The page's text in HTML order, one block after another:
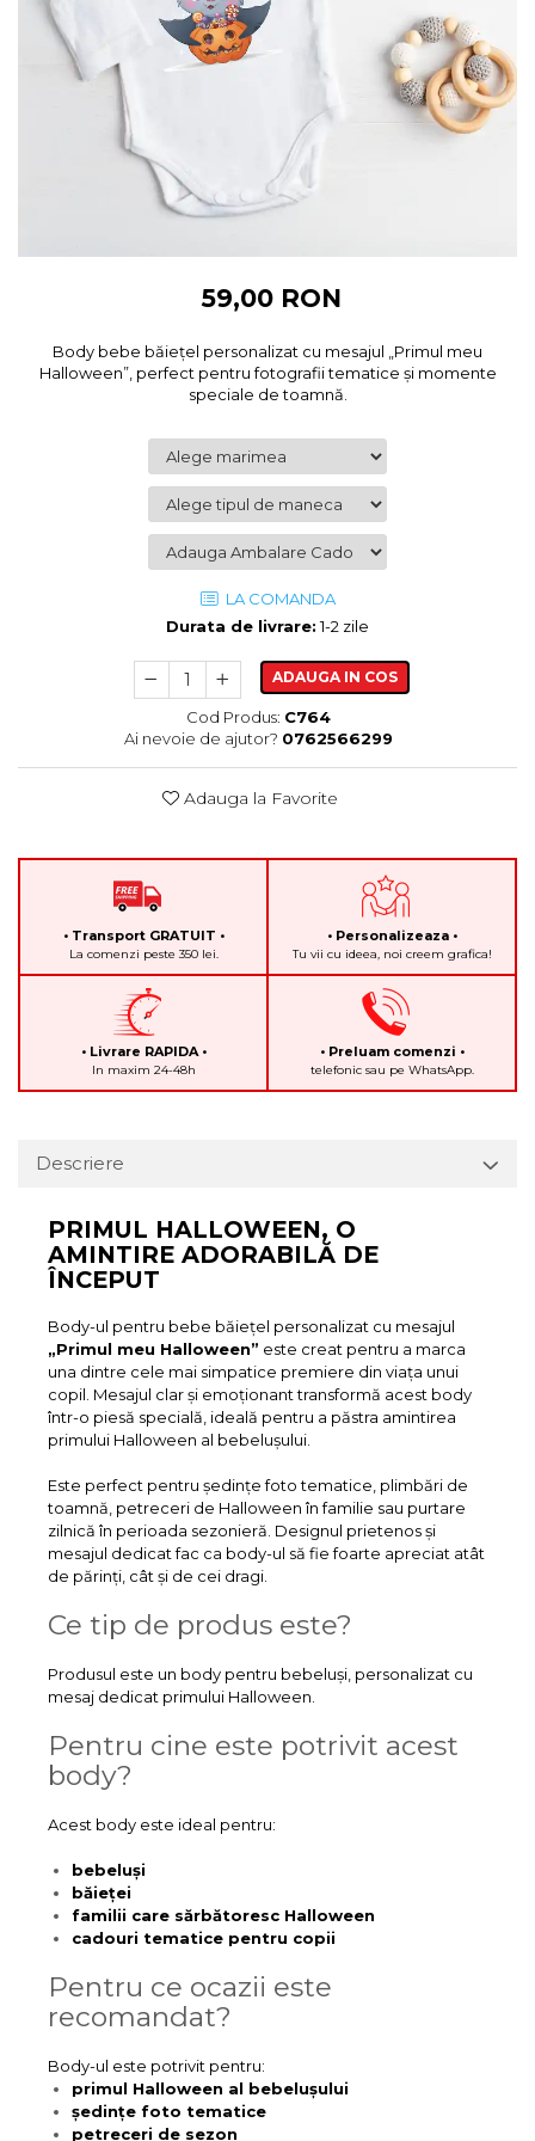
Body bebelusi personalizate
Perne personalizate
Plusuri personalizate
Agende personalizate
Etichete pentru sticla de vin
Cadouri Personalizate Unice
Cadouri pentru Doctori
Cadouri Pensionare
Cadouri Profesori
59,00 RON
Body bebe băiețel personalizat cu mesajul „Primul meu
Halloween”, perfect pentru fotografii tematice și momente
speciale de toamnă.
LA COMANDA
Durata de livrare:1-2 zile
ADAUGA IN COS
Cod Produs: C764
Ai nevoie de ajutor? 0762566299
Adauga la Favorite
• Transport GRATUIT •
La comenzi peste 350 lei.
• Personalizeaza •
Tu vii cu ideea, noi creem grafica!
• Livrare RAPIDA •
In maxim 24-48h
• Preluam comenzi •
telefonic sau pe WhatsApp.
Descriere
PRIMUL HALLOWEEN, O
AMINTIRE ADORABILĂ DE
ÎNCEPUT
Body-ul pentru bebe băiețel personalizat cu mesajul
„Primul meu Halloween” este creat pentru a marca
una dintre cele mai simpatice premiere din viața unui
copil. Mesajul clar și emoționant transformă acest body
într-o piesă specială, ideală pentru a păstra amintirea
primului Halloween al bebelușului.
Este perfect pentru ședințe foto tematice, plimbări de
toamnă, petreceri de Halloween în familie sau purtare
zilnică în perioada sezonieră. Designul prietenos și
mesajul dedicat fac ca body-ul să fie foarte apreciat atât
de părinți, cât și de cei dragi.
Ce tip de produs este?
Produsul este un body pentru bebeluși, personalizat cu
mesaj dedicat primului Halloween.
Pentru cine este potrivit acest
body?
Acest body este ideal pentru:
bebeluși
băieței
familii care sărbătoresc Halloween
cadouri tematice pentru copii
Pentru ce ocazii este
recomandat?
Body-ul este potrivit pentru:
primul Halloween al bebelușului
ședințe foto tematice
petreceri de sezon